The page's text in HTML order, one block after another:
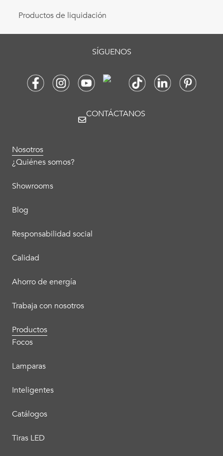
Productos de liquidación
Nosotros
¿Quiénes somos?
Showrooms
Blog
Responsabilidad social
Calidad
Ahorro de energía
Trabaja con nosotros
Productos
Focos
Lamparas
Inteligentes
Catálogos
Tiras LED
SÍGUENOS
CONTÁCTANOS